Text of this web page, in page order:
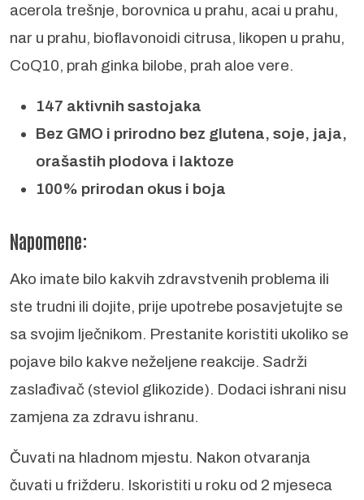
acerola trešnje, borovnica u prahu, acai u prahu,
nar u prahu, bioflavonoidi citrusa, likopen u prahu,
CoQ10, prah ginka bilobe, prah aloe vere.
147 aktivnih sastojaka
Bez GMO i prirodno bez glutena, soje, jaja,
orašastih plodova i laktoze
100% prirodan okus i boja
Napomene:
Ako imate bilo kakvih zdravstvenih problema ili
ste trudni ili dojite, prije upotrebe posavjetujte se
sa svojim lječnikom. Prestanite koristiti ukoliko se
pojave bilo kakve neželjene reakcije. Sadrži
zaslađivač (steviol glikozide). Dodaci ishrani nisu
zamjena za zdravu ishranu.
Čuvati na hladnom mjestu. Nakon otvaranja
čuvati u frižderu. Iskoristiti u roku od 2 mjeseca